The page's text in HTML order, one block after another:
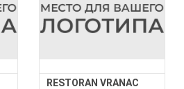
RESTORAN VRANAC